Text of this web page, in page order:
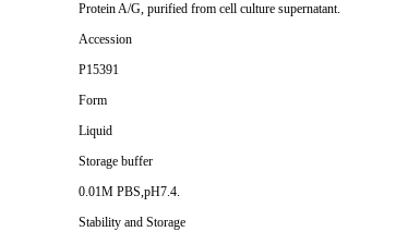
Protein A/G, purified from cell culture supernatant.
Accession
P15391
Form
Liquid
Storage buffer
0.01M PBS,pH7.4.
Stability and Storage